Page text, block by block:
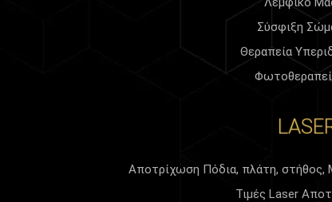
Σύσφιξη
Θεραπεία
Αποτρίχωση Πόδια, πλάτη, στήθος,
Τιμές Laser